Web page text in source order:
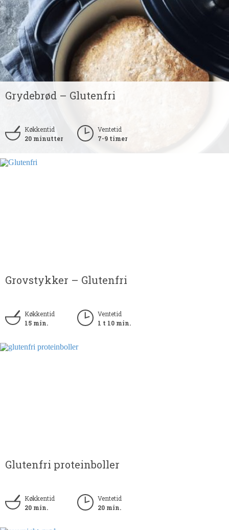
Grydebrød – Glutenfri
Køkkentid
20 minutter
Ventetid
7-9 timer
Grovstykker – Glutenfri
Køkkentid
15 min.
Ventetid
1 t 10 min.
Glutenfri proteinboller
Køkkentid
20 min.
Ventetid
20 min.